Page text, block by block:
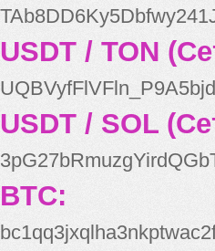
USDT / TON
USDT / SOL
BTC: